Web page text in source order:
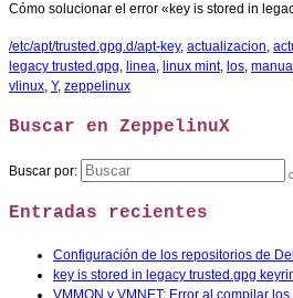
Cómo solucionar el error «key is stored in
/etc/apt/trusted.gpg.d/apt-key, actualizacion,
legacy trusted.gpg, linea, linux mint, los, manual
vlinux, Y, zeppelinux
Buscar en ZeppelinuX
Buscar por:
Entradas recientes
Configuración de los repositorios de
key is stored in legacy trusted.gpg
VMMON y VMNET: Error al compilar